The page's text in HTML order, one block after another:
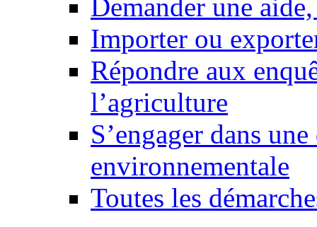
Demander une
Importer ou
Répondre aux
l’agriculture
S’engager dans
environnementale
Toutes les